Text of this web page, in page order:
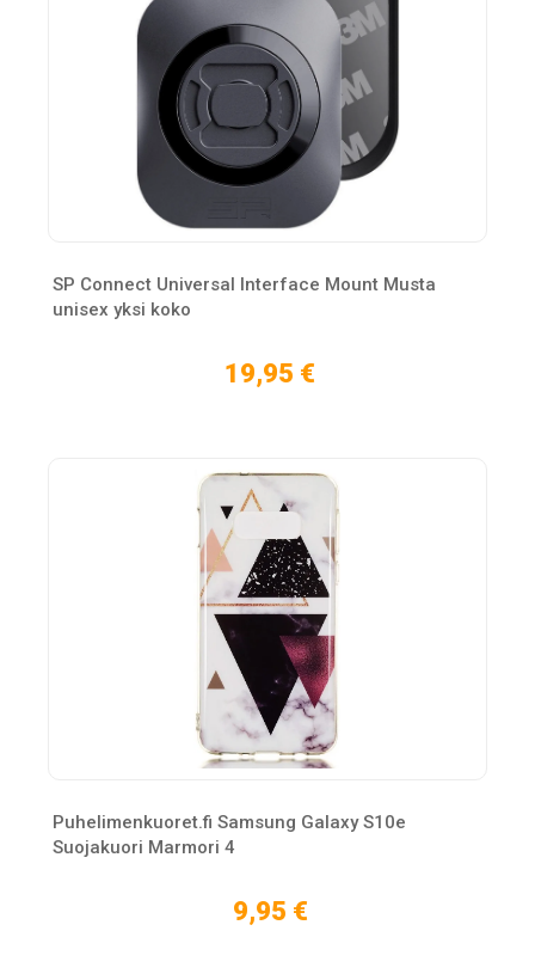
SP Connect Universal Interface Mount Musta
unisex yksi koko
19,95 €
Puhelimenkuoret.fi Samsung Galaxy S10e
Suojakuori Marmori 4
9,95 €